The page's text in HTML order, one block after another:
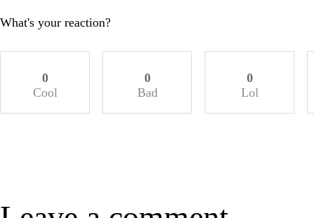
What's your reaction?
0
Cool
0
Bad
0
Lol